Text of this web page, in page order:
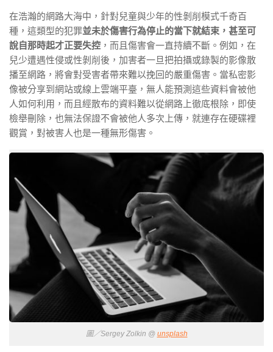
在浩瀚的網路大海中，針對兒童與少年的性剝削模式千奇百
種，這類型的犯罪並未於傷害行為停止的當下就結束，甚至可
說自那時起才正要失控 ，而且傷害會一直持續不斷。例如，在
兒少遭遇性侵或性剝削後，加害者一旦把拍攝或錄製的影像散
播至網路，將會對受害者帶來難以挽回的嚴重傷害。當私密影
像被分享到網站或線上雲端平臺，無人能預測這些資料會被他
人如何利用，而且經散布的資料難以從網路上徹底根除，即使
檢舉刪除，也無法保證不會被他人多次上傳，就連存在硬碟裡
觀賞，對被害人也是一種無形傷害。
圖／Sergey Zolkin @ unsplash